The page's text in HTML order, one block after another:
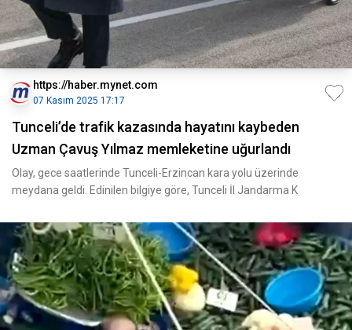
https://haber.mynet.com
07 Kasım 2025 17:17
Tunceli’de trafik kazasında hayatını kaybeden
Uzman Çavuş Yılmaz memleketine uğurlandı
Olay, gece saatlerinde Tunceli-Erzincan kara yolu üzerinde
meydana geldi. Edinilen bilgiye göre, Tunceli İl Jandarma K